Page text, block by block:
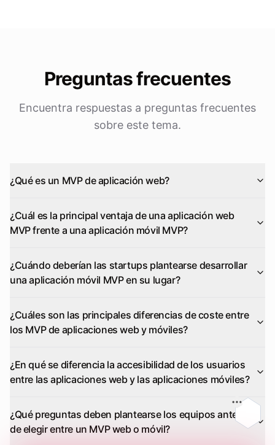
Preguntas frecuentes
Encuentra respuestas a preguntas frecuentes
sobre este tema.
¿Qué es un MVP de aplicación web?
¿Cuál es la principal ventaja de una aplicación web
MVP frente a una aplicación móvil MVP?
¿Cuándo deberían las startups plantearse desarrollar
una aplicación móvil MVP en su lugar?
¿Cuáles son las principales diferencias de coste entre
los MVP de aplicaciones web y móviles?
¿En qué se diferencia la accesibilidad de los usuarios
entre las aplicaciones web y las aplicaciones móviles?
¿Qué preguntas deben plantearse los equipos antes
de elegir entre un MVP web o móvil?
En